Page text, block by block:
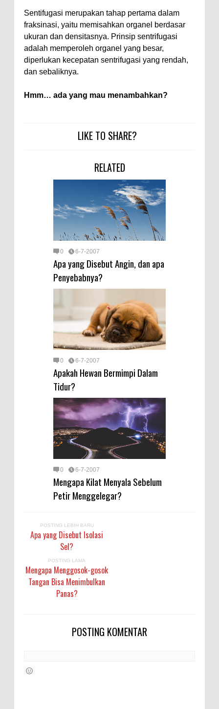
Sentifugasi merupakan tahap pertama dalam
fraksinasi, yaitu memisahkan organel berdasar
ukuran dan densitasnya. Prinsip sentrifugasi
adalah memperoleh organel yang besar,
diperlukan kecepatan sentrifugasi yang rendah,
dan sebaliknya.
Hmm… ada yang mau menambahkan?
LIKE TO SHARE?
RELATED
0 6-7-2007
Apa yang Disebut Angin, dan apa
Penyebabnya?
0 6-7-2007
Apakah Hewan Bermimpi Dalam
Tidur?
0 6-7-2007
Mengapa Kilat Menyala Sebelum
Petir Menggelegar?
POSTING LEBIH BARU
Apa yang Disebut Isolasi
Sel?
POSTING LAMA
Mengapa Menggosok-gosok
Tangan Bisa Menimbulkan
Panas?
POSTING KOMENTAR